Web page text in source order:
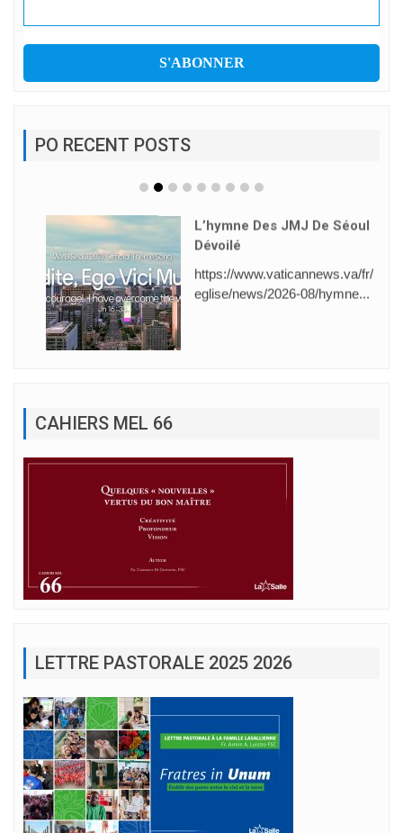
PO RECENT POSTS
L’hymne Des JMJ De Séoul
Dévoilé
https://www.vaticannews.va/fr/
eglise/news/2026-08/hymne...
CAHIERS MEL 66
LETTRE PASTORALE 2025 2026